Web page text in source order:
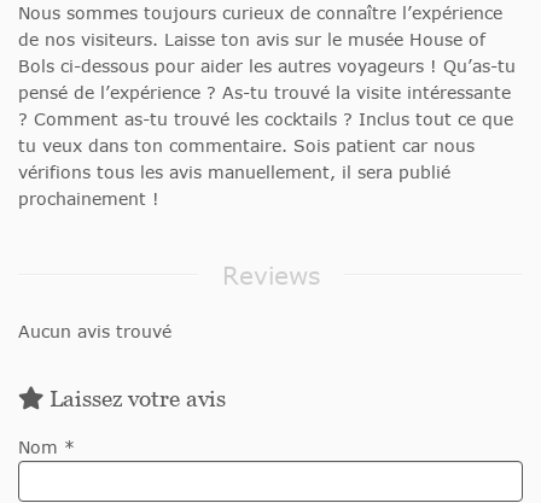
Nous sommes toujours curieux de connaître l’expérience
de nos visiteurs. Laisse ton avis sur le musée House of
Bols ci-dessous pour aider les autres voyageurs ! Qu’as-tu
pensé de l’expérience ? As-tu trouvé la visite intéressante
? Comment as-tu trouvé les cocktails ? Inclus tout ce que
tu veux dans ton commentaire. Sois patient car nous
vérifions tous les avis manuellement, il sera publié
prochainement !
Reviews
Aucun avis trouvé
Laissez votre avis
Nom *